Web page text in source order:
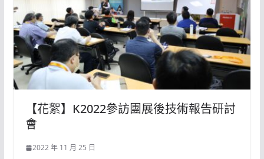
【花絮】K2022參訪團展後技術報告研討
會
2022 年 11 月 25 日